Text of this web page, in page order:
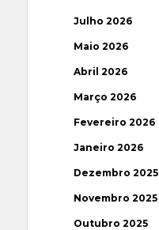
Julho 2026
Maio 2026
Abril 2026
Março 2026
Fevereiro 2026
Janeiro 2026
Dezembro 2025
Novembro 2025
Outubro 2025